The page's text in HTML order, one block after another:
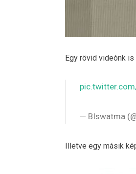
Egy rövid videónk is
— BIswatma
Illetve egy másik